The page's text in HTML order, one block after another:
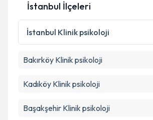
İstanbul İlçeleri
İstanbul Klinik psikoloji
Bakırköy Klinik psikoloji
Kadıköy Klinik psikoloji
Başakşehir Klinik psikoloji